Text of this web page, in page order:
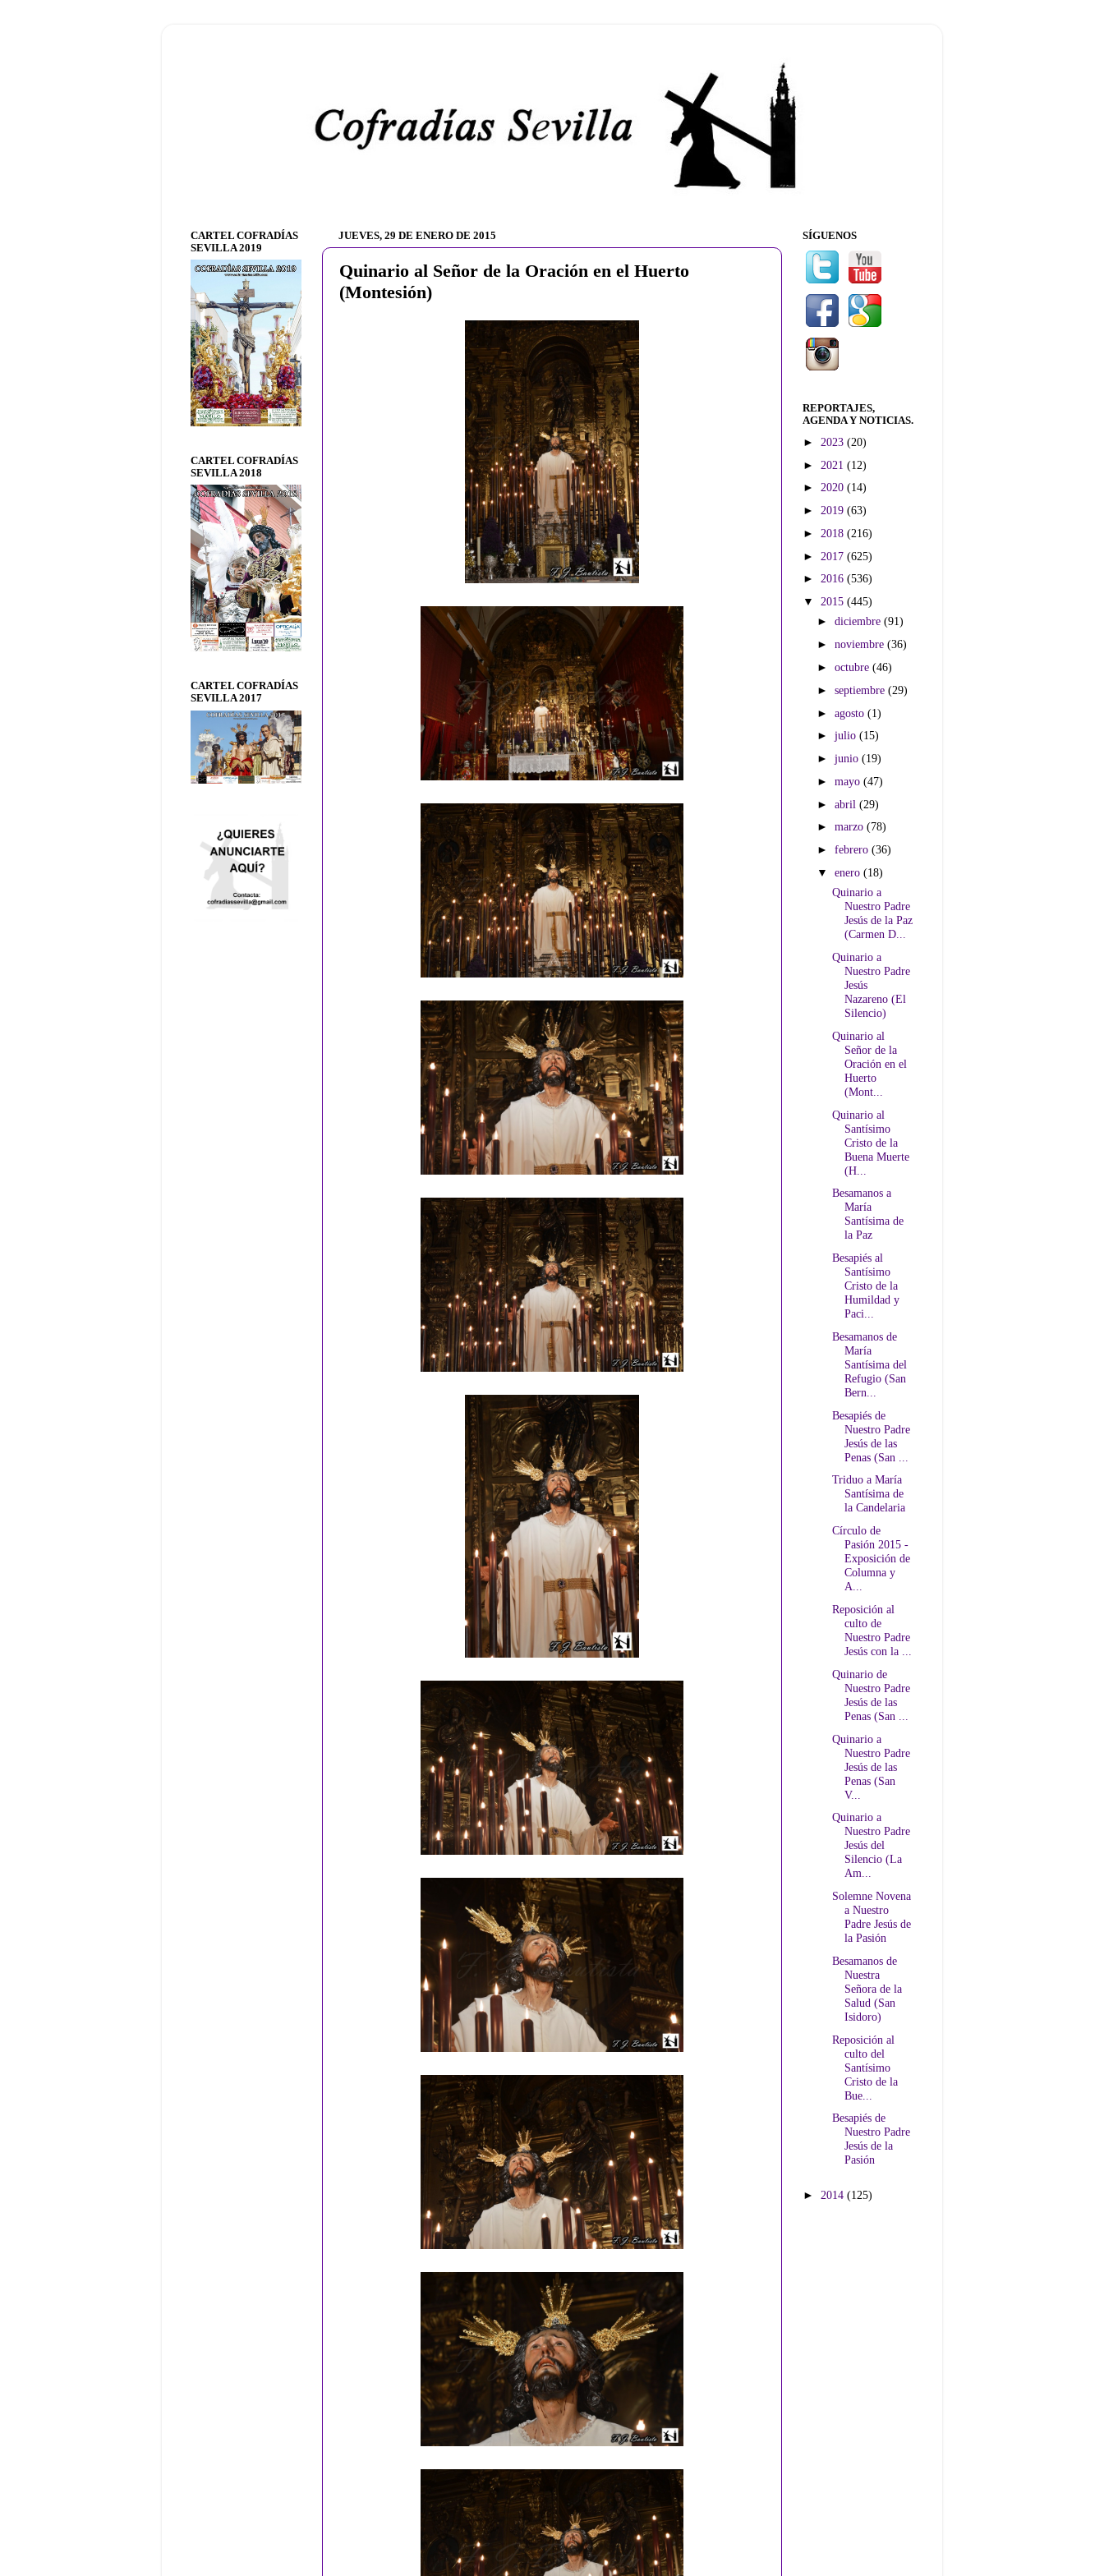
JUEVES, 29 DE ENERO DE 2015
Quinario al Señor de la Oración en el Huerto
(Montesión)
CARTEL COFRADÍAS
SEVILLA 2019
CARTEL COFRADÍAS
SEVILLA 2018
CARTEL COFRADÍAS
SEVILLA 2017
SÍGUENOS
REPORTAJES,
AGENDA Y NOTICIAS.
► 2023 (20)
► 2021 (12)
► 2020 (14)
► 2019 (63)
► 2018 (216)
► 2017 (625)
► 2016 (536)
▼ 2015 (445)
►diciembre(91)
►noviembre(36)
►octubre(46)
►septiembre(29)
►agosto(1)
►julio(15)
►junio(19)
►mayo(47)
►abril(29)
►marzo(78)
►febrero(36)
▼enero(18)
Quinario a
Nuestro Padre
Jesús de la Paz
(Carmen D...
Quinario a
Nuestro Padre
Jesús
Nazareno (El
Silencio)
Quinario al
Señor de la
Oración en el
Huerto
(Mont...
Quinario al
Santísimo
Cristo de la
Buena Muerte
(H...
Besamanos a
María
Santísima de
la Paz
Besapiés al
Santísimo
Cristo de la
Humildad y
Paci...
Besamanos de
María
Santísima del
Refugio (San
Bern...
Besapiés de
Nuestro Padre
Jesús de las
Penas (San ...
Triduo a María
Santísima de
la Candelaria
Círculo de
Pasión 2015 -
Exposición de
Columna y
A...
Reposición al
culto de
Nuestro Padre
Jesús con la ...
Quinario de
Nuestro Padre
Jesús de las
Penas (San ...
Quinario a
Nuestro Padre
Jesús de las
Penas (San
V...
Quinario a
Nuestro Padre
Jesús del
Silencio (La
Am...
Solemne Novena
a Nuestro
Padre Jesús de
la Pasión
Besamanos de
Nuestra
Señora de la
Salud (San
Isidoro)
Reposición al
culto del
Santísimo
Cristo de la
Bue...
Besapiés de
Nuestro Padre
Jesús de la
Pasión
► 2014 (125)